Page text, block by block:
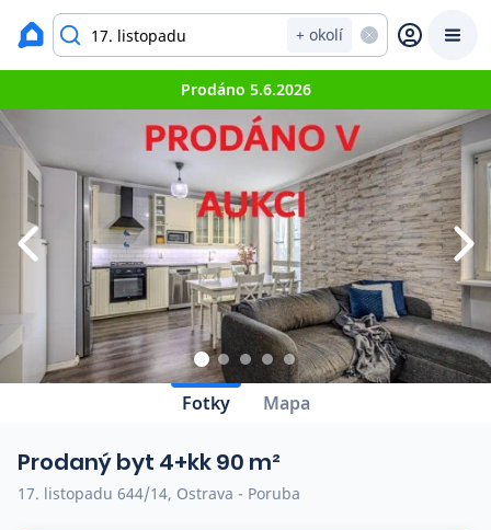
+ okolí
Prodat Koupit Ceny
Prodej s Reas.cz
Chytrý odhad ceny
Ceny prodaných nemovitostí
Okamžitý výkup
Přehled realitních makléřů
Výpis nemovitostí Zavřít
Prodáno 5.6.2026
Fotky Mapa
Prodaný byt 4+kk 90 m²
17. listopadu 644/14, Ostrava - Poruba